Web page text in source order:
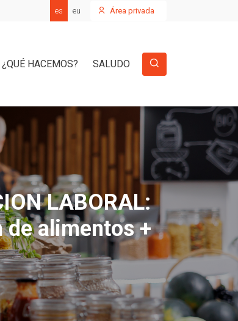
es eu Área privada
¿QUÉ HACEMOS? SALUDO
LABORAL:
alimentos +